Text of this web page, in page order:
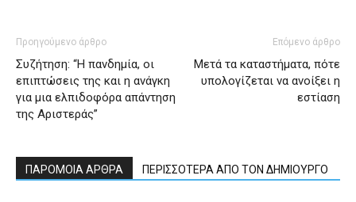
Προηγούμενο άρθρο
Συζήτηση: “Η πανδημία, οι
επιπτώσεις της και η ανάγκη
για μια ελπιδοφόρα απάντηση
της Αριστεράς”
Επόμενο άρθρο
Μετά τα καταστήματα, πότε
υπολογίζεται να ανοίξει η
εστίαση
ΠΑΡΟΜΟΙΑ ΑΡΘΡΑ ΠΕΡΙΣΣΟΤΕΡΑ ΑΠΟ ΤΟΝ ΔΗΜΙΟΥΡΓΟ